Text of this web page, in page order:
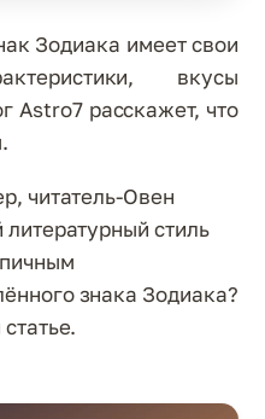
Зодиака имеет свои
вкусы
Astro7 расскажет, что
читатель-Овен
стиль
знака Зодиака?